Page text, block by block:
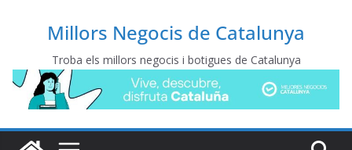
Millors Negocis de Catalunya
Troba els millors negocis i botigues de Catalunya